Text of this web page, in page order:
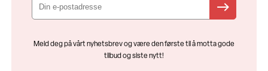
Meld deg på vårt nyhetsbrev og være den første til å motta gode
tilbud og siste nytt!